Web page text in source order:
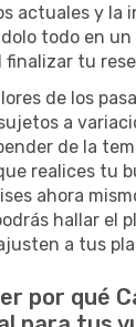
actuales y la
todo en
finalizar tu
de los
a
de la
realices tu
ahora
hallar el
a tus
por qué